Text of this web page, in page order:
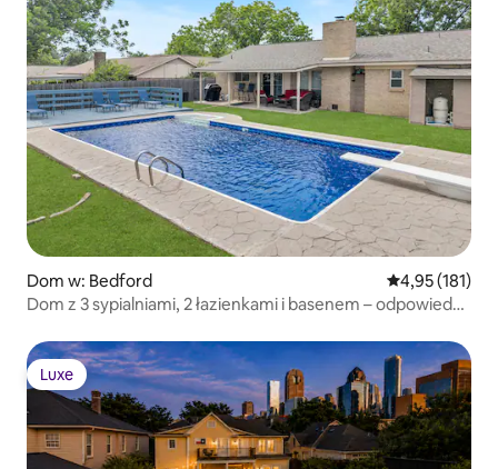
Dom w: Bedford Średnia
4,95 (181)
Dom z 3 sypialniami, 2 łazienkami i basenem – odpowiedni
Luxe
Luxe